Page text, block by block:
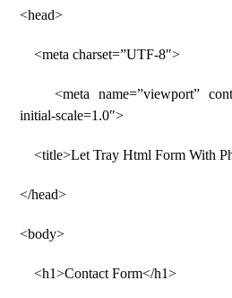
<head>
<meta charset=”UTF-8″>
<meta name=”viewport”
initial-scale=1.0″>
<title>Let Tray Html Form With
</head>
<body>
<h1>Contact Form</h1>